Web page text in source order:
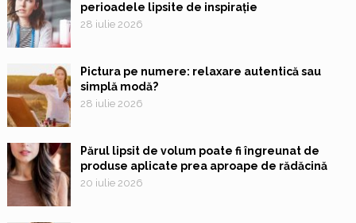
perioadele lipsite de inspirație
28 iulie 2026
Pictura pe numere: relaxare autentică sau
simplă modă?
28 iulie 2026
Părul lipsit de volum poate fi îngreunat de
produse aplicate prea aproape de rădăcină
20 iulie 2026